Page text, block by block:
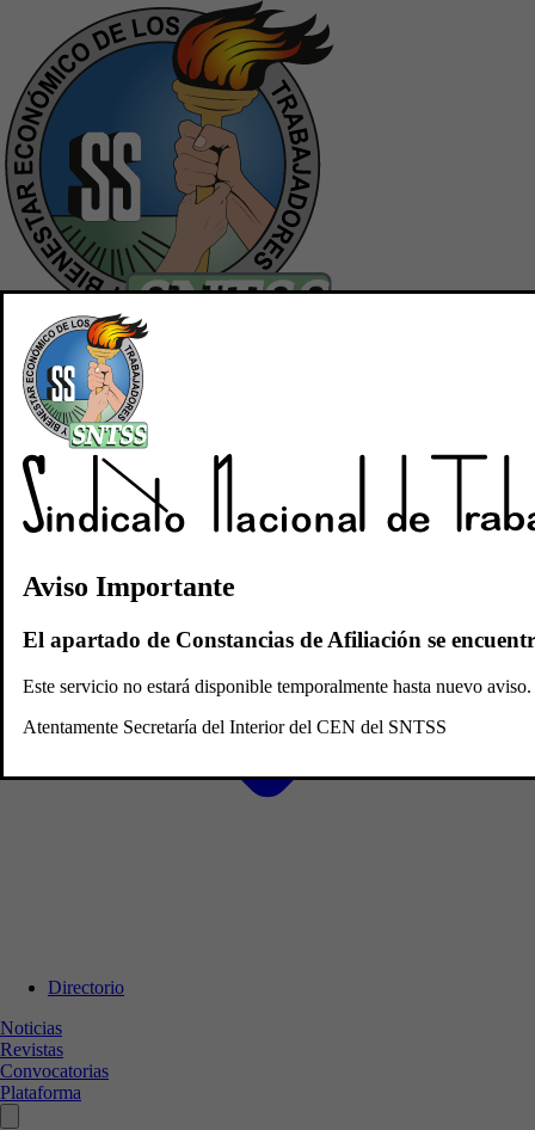
Inicio
Quiénes Somos
Directorio
Noticias
Revistas
Convocatorias
Plataforma
Aviso Importante
El apartado de Constancias de Afiliación se
Este servicio no estará disponible temporalmente hasta nuevo
Atentamente Secretaría del Interior del CEN del SNTSS